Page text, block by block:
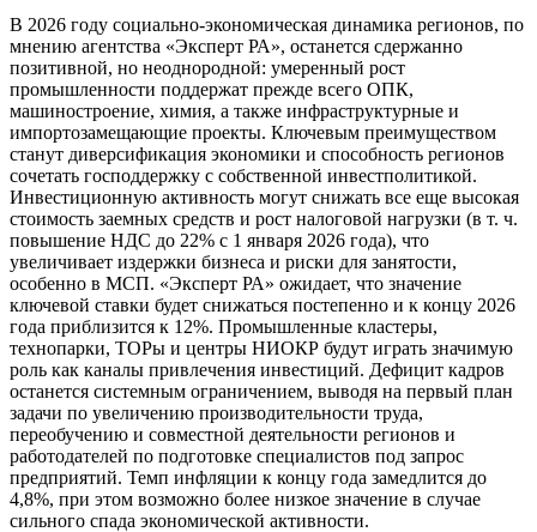
В 2026 году социально-экономическая динамика регионов, по
мнению агентства «Эксперт РА», останется сдержанно
позитивной, но неоднородной: умеренный рост
промышленности поддержат прежде всего ОПК,
машиностроение, химия, а также инфраструктурные и
импортозамещающие проекты. Ключевым преимуществом
станут диверсификация экономики и способность регионов
сочетать господдержку с собственной инвестполитикой.
Инвестиционную активность могут снижать все еще высокая
стоимость заемных средств и рост налоговой нагрузки (в т. ч.
повышение НДС до 22% с 1 января 2026 года), что
увеличивает издержки бизнеса и риски для занятости,
особенно в МСП. «Эксперт РА» ожидает, что значение
ключевой ставки будет снижаться постепенно и к концу 2026
года приблизится к 12%. Промышленные кластеры,
технопарки, ТОРы и центры НИОКР будут играть значимую
роль как каналы привлечения инвестиций. Дефицит кадров
останется системным ограничением, выводя на первый план
задачи по увеличению производительности труда,
переобучению и совместной деятельности регионов и
работодателей по подготовке специалистов под запрос
предприятий. Темп инфляции к концу года замедлится до
4,8%, при этом возможно более низкое значение в случае
сильного спада экономической активности.